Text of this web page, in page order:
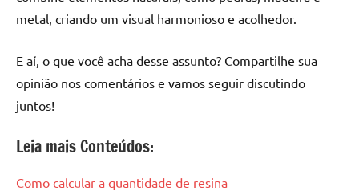
metal, criando um visual harmonioso e acolhedor.
E aí, o que você acha desse assunto? Compartilhe sua
opinião nos comentários e vamos seguir discutindo
juntos!
Leia mais Conteúdos:
Como calcular a quantidade de resina